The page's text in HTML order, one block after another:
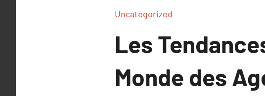
Uncategorized
Les
Monde des